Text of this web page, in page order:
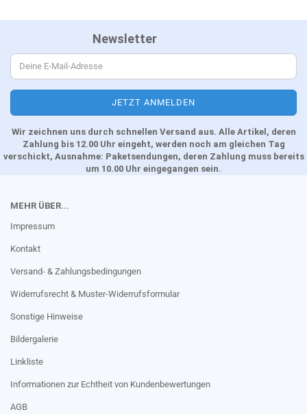
Newsletter
Wir zeichnen uns durch schnellen Versand aus. Alle Artikel, deren
Zahlung bis 12.00 Uhr eingeht, werden noch am gleichen Tag
verschickt, Ausnahme: Paketsendungen, deren Zahlung muss bereits
um 10.00 Uhr eingegangen sein.
MEHR ÜBER...
Impressum
Kontakt
Versand- & Zahlungsbedingungen
Widerrufsrecht & Muster-Widerrufsformular
Sonstige Hinweise
Bildergalerie
Linkliste
Informationen zur Echtheit von Kundenbewertungen
AGB